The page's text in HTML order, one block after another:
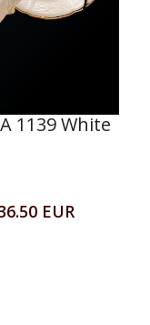
1139 White
EUR